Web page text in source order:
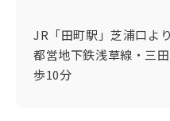
JR「田町駅」芝浦口よ
都営地下鉄浅草線・三
歩10分